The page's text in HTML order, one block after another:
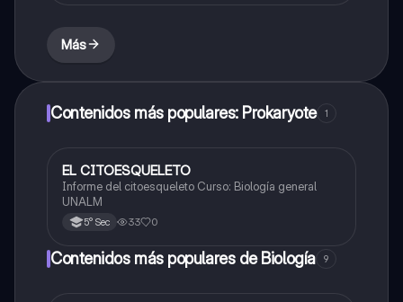
Más
Contenidos más populares: Prokaryote 1
Biología
EL CITOESQUELETO
Informe del citoesqueleto Curso: Biología general
UNALM
5° Sec 33 0
Contenidos más populares de Biología 9